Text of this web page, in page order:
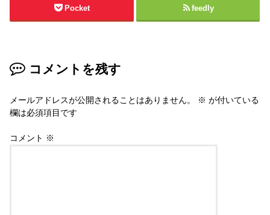
Pocket feedly
コメントを残す
メールアドレスが公開されることはありません。 ※ が付いている
欄は必須項目です
コメント ※